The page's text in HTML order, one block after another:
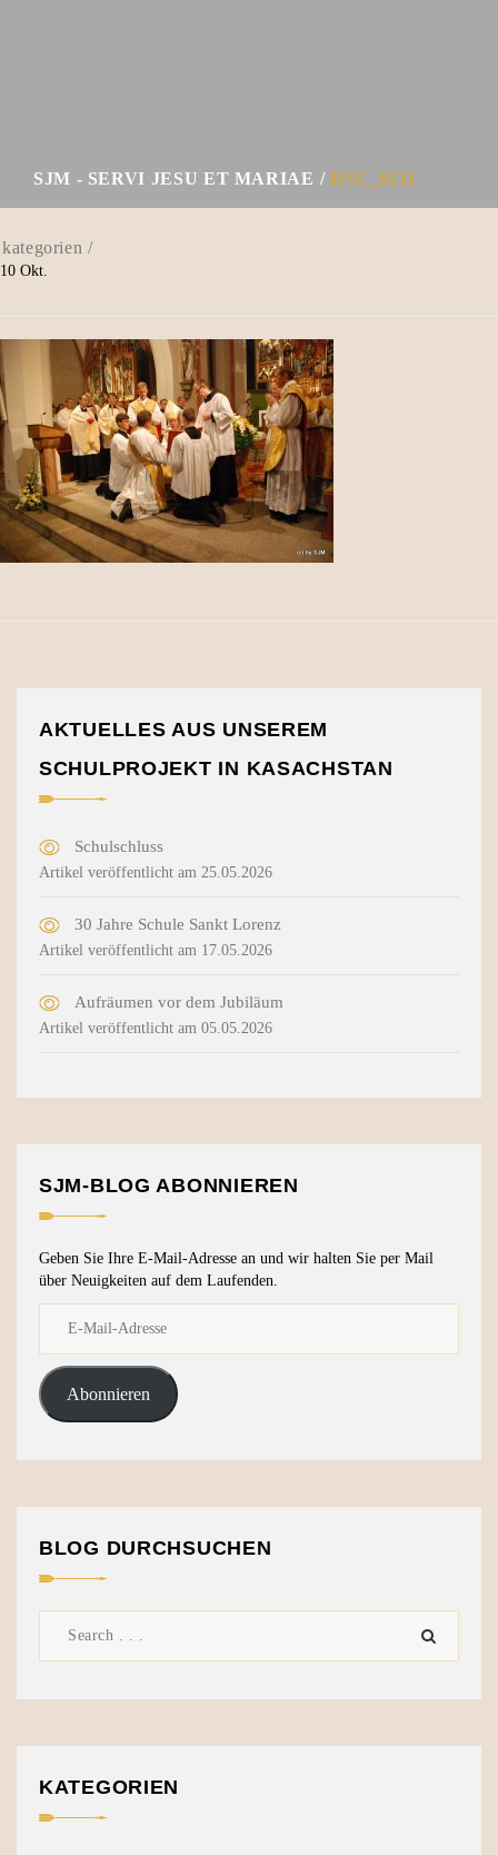
SJM - SERVI JESU ET MARIAE DSC_0211
10 Okt.
AKTUELLES AUS UNSEREM
SCHULPROJEKT IN KASACHSTAN
Schulschluss
Artikel veröffentlicht am 25.05.2026
30 Jahre Schule Sankt Lorenz
Artikel veröffentlicht am 17.05.2026
Aufräumen vor dem Jubiläum
Artikel veröffentlicht am 05.05.2026
SJM-BLOG ABONNIEREN
Geben Sie Ihre E-Mail-Adresse an und wir halten Sie per Mail
über Neuigkeiten auf dem Laufenden.
Abonnieren
BLOG DURCHSUCHEN
KATEGORIEN